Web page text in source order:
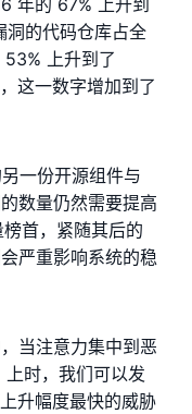
年的 67% 上升到
洞的代码仓库占全
上升到了
这一数字增加到了
一份开源组件与
数量仍然需要提高
首，紧随其后的
严重影响系统的稳
当注意力集中到恶
时，我们可以发
升幅度最快的威胁